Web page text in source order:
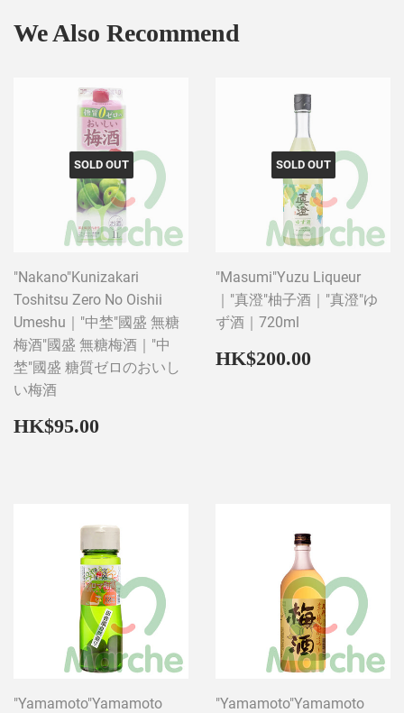
We Also Recommend
SOLD OUT
"Nakano"Kunizakari
Toshitsu Zero No Oishii
Umeshu｜"中埜"國盛 無糖
梅酒"國盛 無糖梅酒｜"中
埜"國盛 糖質ゼロのおいし
い梅酒
Regular
price
HK$95.00
SOLD OUT
"Masumi"Yuzu Liqueur
｜"真澄"柚子酒｜"真澄"ゆ
ず酒｜720ml
Regular
price
HK$200.00
"Yamamoto"Yamamoto
"Yamamoto"Yamamoto